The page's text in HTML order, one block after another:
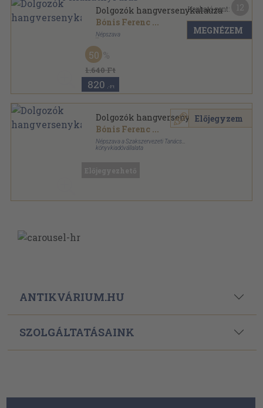
Dolgozók hangversenykalauza
Bónis Ferenc ...
Népszava
Félvászon
1.640 Ft
50
820 ,-Ft
Kapható pont:
MEGNÉZEM
Dolgozók hangversenykalauza
Bónis Ferenc ...
Népszava a Szakszervezeti Tanács
könyvkiadóvállalata
Előjegyzem
ANTIKVÁRIUM.HU
SZOLGÁLTATÁSAINK